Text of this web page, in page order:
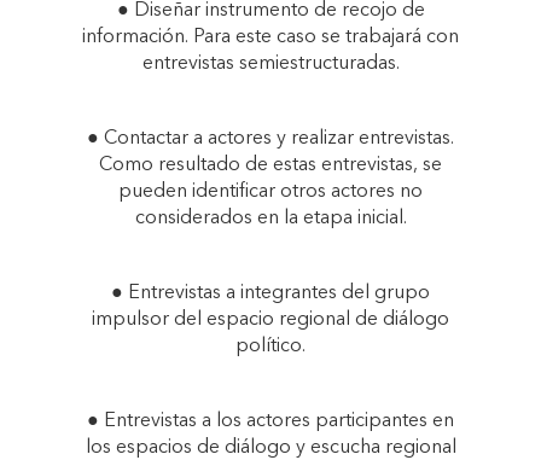
● Diseñar instrumento de recojo de
información. Para este caso se trabajará con
entrevistas semiestructuradas.
● Contactar a actores y realizar entrevistas.
Como resultado de estas entrevistas, se
pueden identificar otros actores no
considerados en la etapa inicial.
● Entrevistas a integrantes del grupo
impulsor del espacio regional de diálogo
político.
● Entrevistas a los actores participantes en
los espacios de diálogo y escucha regional